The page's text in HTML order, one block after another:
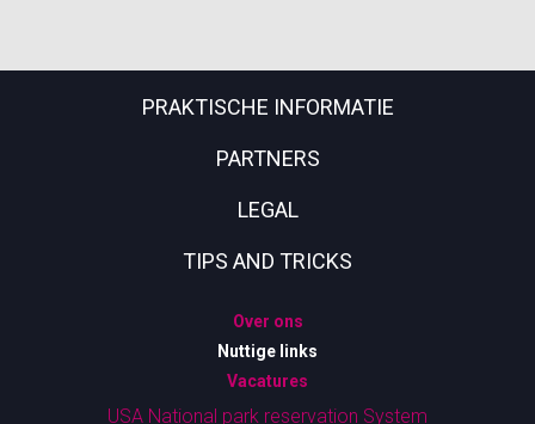
PRAKTISCHE INFORMATIE
PARTNERS
LEGAL
TIPS AND TRICKS
Over ons
Nuttige links
Vacatures
USA National park reservation System